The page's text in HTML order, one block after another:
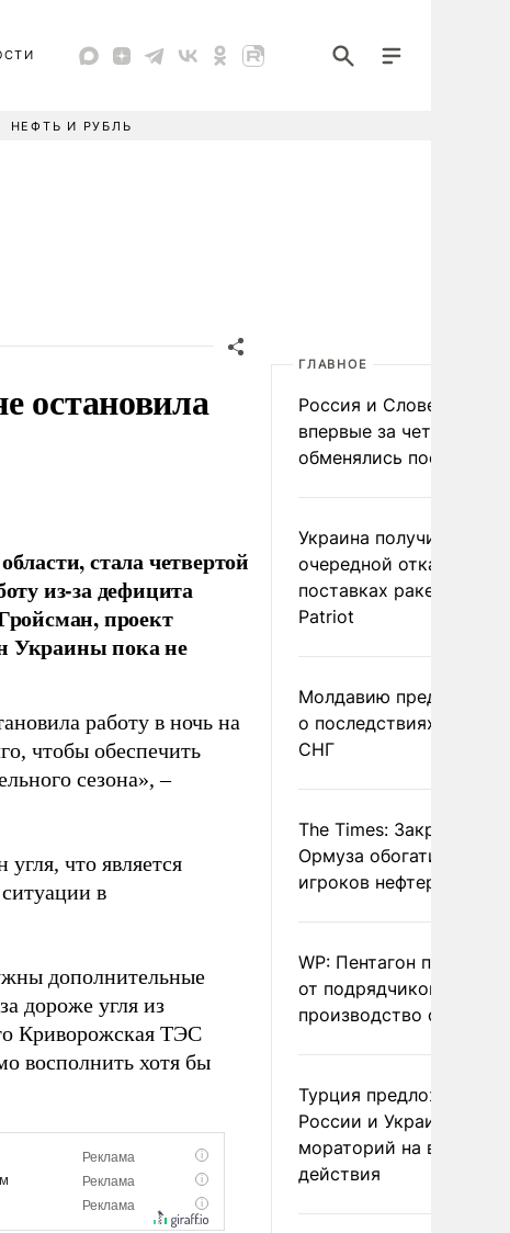
НЕФТЬ И РУБЛЬ
остановила
стала четвертой
из-за дефицита
проект
Украины пока не
работу в ночь на
чтобы обеспечить
сезона», –
что является
в
дополнительные
дороже угля из
Криворожская ТЭС
восполнить хотя бы
ГЛАВНОЕ
Россия и Словения
впервые за четыре года
обменялись
Украина получила
очередной отказ в
поставках ракет для
Patriot
Молдавию
о последствиях выхода
СНГ
The Times: Закрытие
Ормуза обогатило
игроков нефтерынка
WP: Пентагон
от подрядчиков
производство оружия
Турция предложила
России и Украине
мораторий на военные
действия